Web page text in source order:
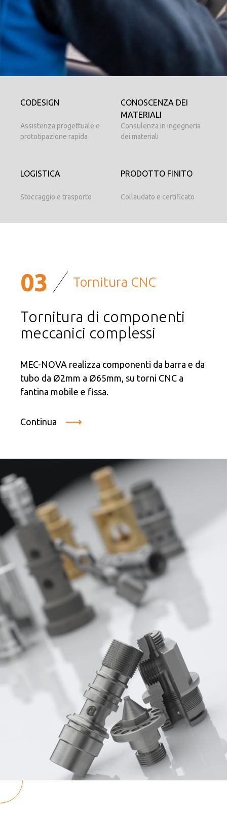
CODESIGN
Assistenza progettuale e
prototipazione rapida
CONOSCENZA DEI
MATERIALI
Consulenza in ingegneria
dei materiali
LOGISTICA
Stoccaggio e trasporto
PRODOTTO FINITO
Collaudato e certificato
03 Tornitura CNC
Tornitura di componenti
meccanici complessi
MEC-NOVA realizza componenti da barra e da
tubo da Ø2mm a Ø65mm, su torni CNC a
fantina mobile e fissa.
Continua